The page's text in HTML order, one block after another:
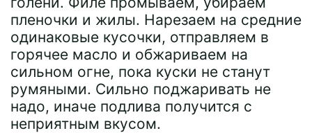
пленочки и жилы. Нарезаем на средние
одинаковые кусочки, отправляем в
горячее масло и обжариваем на
сильном огне, пока куски не станут
румяными. Сильно поджаривать не
надо, иначе подлива получится с
неприятным вкусом.